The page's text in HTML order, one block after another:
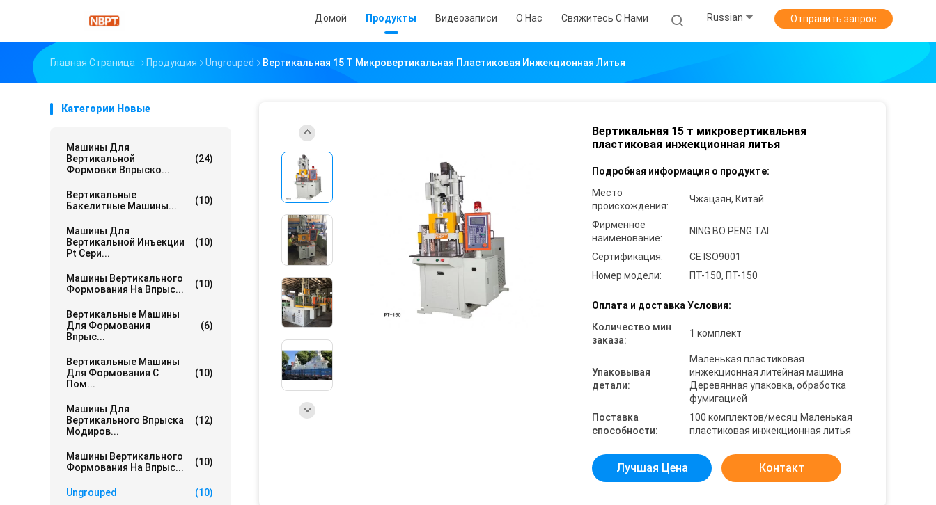
Домой Продукты Видеозаписи О Нас Свяжитесь С Нами Russian Отправить запрос
Главная Страница Продукция Ungrouped Вертикальная 15 Т Микровертикальная Пластиковая Инжекционная Литья
Категории Новые
Машины Для
Вертикальной
Формовки Впрыско...
(24)
Вертикальные
Бакелитные Машины...
(10)
Машины Для
Вертикальной Инъекции
Pt Сери...
(10)
Машины Вертикального
Формования На Впрыс...
(10)
Вертикальные Машины
Для Формования
Впрыс...
(6)
Вертикальные Машины
Для Формования С
Пом...
(10)
Машины Для
Вертикального Впрыска
Модиров...
(12)
Машины Вертикального
Формования На Впрыс...
(10)
Ungrouped (10)
Вертикальная 15 т микровертикальная
пластиковая инжекционная литья
Подробная информация о продукте:
Место
происхождения:
Чжэцзян, Китай
Фирменное
наименование:
NING BO PENG TAI
Сертификация:
CE ISO9001
Номер модели:
ПТ-150, ПТ-150
Оплата и доставка Условия:
Количество мин
заказа:
1 комплект
Упаковывая
детали:
Маленькая пластиковая
инжекционная литейная машина
Деревянная упаковка, обработка
фумигацией
Поставка
способности:
100 комплектов/месяц Маленькая
пластиковая инжекционная литья
Лучшая Цена Контакт